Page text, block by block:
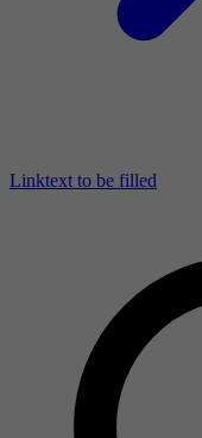
Linktext to be filled